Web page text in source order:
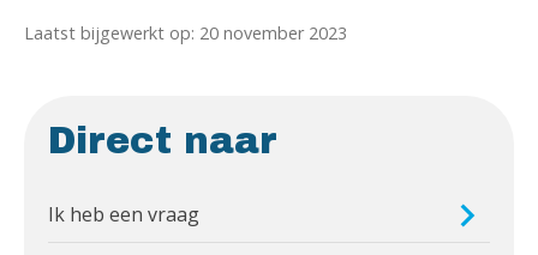
Laatst bijgewerkt op: 20 november 2023
Direct naar
Ik heb een vraag